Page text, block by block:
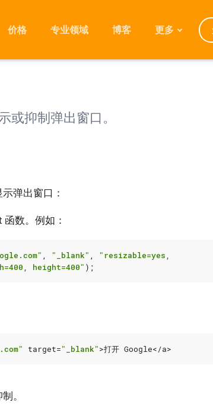
价格 专业领域 博客 更多
8，以享受新功能和改进带来的更多优势。
程中需要帮助，欢迎随时
联系我们
或抑制弹出窗口。
弹出窗口：
数。例如：
, "_blank" ,
height=400"
);
target="_blank">打开 Google</a>
。